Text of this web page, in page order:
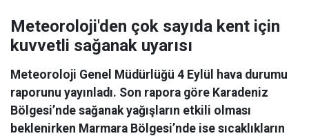
Meteoroloji'den çok sayıda kent için
kuvvetli sağanak uyarısı
Meteoroloji Genel Müdürlüğü 4 Eylül hava durumu
raporunu yayınladı. Son rapora göre Karadeniz
Bölgesi’nde sağanak yağışların etkili olması
beklenirken Marmara Bölgesi’nde ise sıcaklıkların